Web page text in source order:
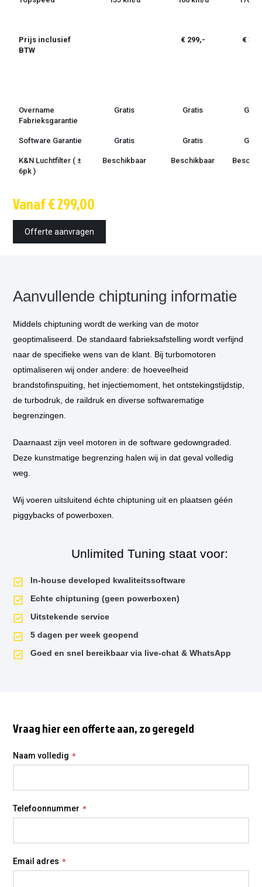
Prijs inclusief
BTW
€ 299,- €
Overname
Fabrieksgarantie
Gratis Gratis
Software Garantie Gratis Gratis
K&N Luchtfilter ( ±
6pk )
Beschikbaar Beschikbaar
Montage tijd
Inbouw op
* Als u kiest voor inbouw op locatie, dan komt één van onze technicus
bij u thuis of op het werk langs om de tuning in te bouwen.
** Standaard wordt de auto niet op de vermogenstestbank geplaatst
tijdens de tuningssessie, tenzij hier aanleiding voor is. Als u een
vermogensrun wilt op onze dyno van voor de tuning en daarna, dan is dit
Vanaf € 299,00
Offerte aanvragen
Aanvullende chiptuning informatie
Middels chiptuning wordt de werking van de motor
geoptimaliseerd. De standaard fabrieksafstelling wordt verfijnd
naar de specifieke wens van de klant. Bij turbomotoren
optimaliseren wij onder andere: de hoeveelheid
brandstofinspuiting, het injectiemoment, het ontstekingstijdstip,
de turbodruk, de raildruk en diverse softwarematige
begrenzingen.
Daarnaast zijn veel motoren in de software gedowngraded.
Deze kunstmatige begrenzing halen wij in dat geval volledig
weg.
Wij voeren uitsluitend échte chiptuning uit en plaatsen géén
piggybacks of powerboxen.
Unlimited Tuning staat voor:
In-house developed kwaliteitssoftware
Echte chiptuning (geen powerboxen)
Uitstekende service
5 dagen per week geopend
Goed en snel bereikbaar via live-chat & WhatsApp
Vraag hier een offerte aan, zo geregeld
Naam volledig
Telefoonnummer
Email adres